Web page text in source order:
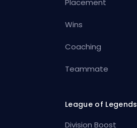
Placement
Wins
Coaching
Teammate
League of Legends
Division Boost